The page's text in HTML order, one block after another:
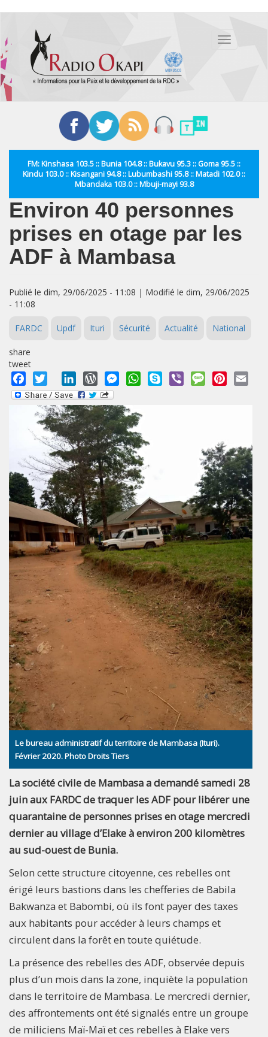
contenu
principal
Toggle
FM: Kinshasa 103.5 :: Bunia 104.8 :: Bukavu 95.3 :: Goma 95.5 ::
Kindu 103.0 :: Kisangani 94.8 :: Lubumbashi 95.8 :: Matadi 102.0 ::
Mbandaka 103.0 :: Mbuji-mayi 93.8
Environ 40 personnes
prises en otage par les
ADF à Mambasa
Publié le dim, 29/06/2025 - 11:08 | Modifié le dim, 29/06/2025
- 11:08
FARDC Updf Ituri Sécurité Actualité National
share
tweet
Facebook
Twitter LinkedInWordPressMessengerWhatsApp
Skype Viber MessagePinterest
Le bureau administratif du territoire de Mambasa (Ituri).
Février 2020. Photo Droits Tiers
La société civile de Mambasa a demandé samedi 28
juin aux FARDC de traquer les ADF pour libérer une
quarantaine de personnes prises en otage mercredi
dernier au village d’Elake à environ 200 kilomètres
au sud-ouest de Bunia.
Selon cette structure citoyenne, ces rebelles ont
érigé leurs bastions dans les chefferies de Babila
Bakwanza et Babombi, où ils font payer des taxes
aux habitants pour accéder à leurs champs et
circulent dans la forêt en toute quiétude.
La présence des rebelles des ADF, observée depuis
plus d’un mois dans la zone, inquiète la population
dans le territoire de Mambasa. Le mercredi dernier,
des affrontements ont été signalés entre un groupe
de miliciens Maï-Maï et ces rebelles à Elake vers